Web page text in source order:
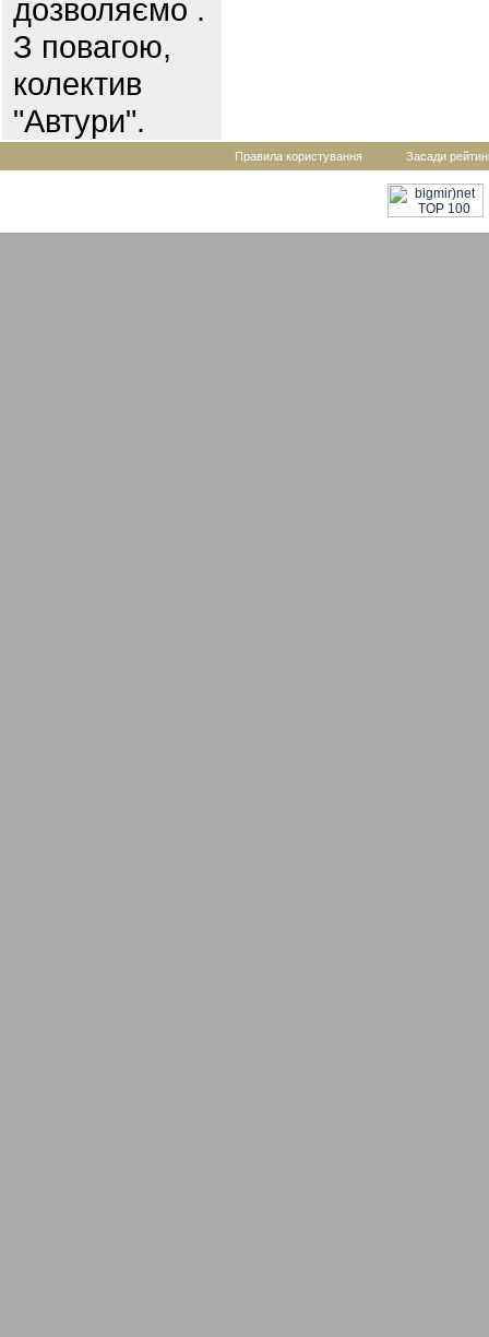
дозволяємо .
З повагою,
колектив
"Автури".
Правила користування Засади